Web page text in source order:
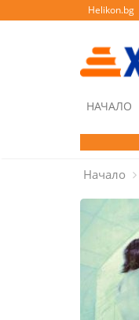
Helikon.bg
НАЧАЛО
Начало